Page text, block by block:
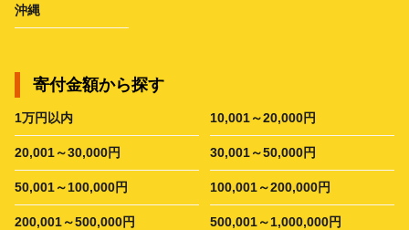
沖縄
寄付金額から探す
1万円以内 10,001～20,000円
20,001～30,000円 30,001～50,000円
50,001～100,000円 100,001～200,000円
200,001～500,000円 500,001～1,000,000円